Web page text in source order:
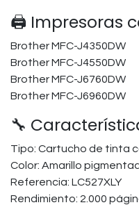
🖨️ Impresoras
Brother MFC-J4350DW
Brother MFC-J4550DW
Brother MFC-J6760DW
Brother MFC-J6960DW
🔧
Tipo: Cartucho de tinta
Color: Amarillo
Referencia: LC527XLY
Rendimiento: 2.000